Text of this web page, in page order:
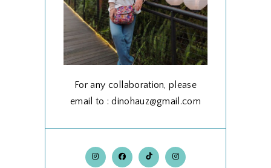
For any collaboration, please
email to : dinohauz@gmail.com